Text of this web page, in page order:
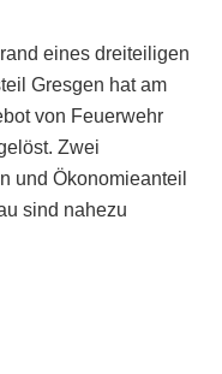
eines dreiteiligen
Gresgen hat am
von Feuerwehr
Zwei
und Ökonomieanteil
sind nahezu